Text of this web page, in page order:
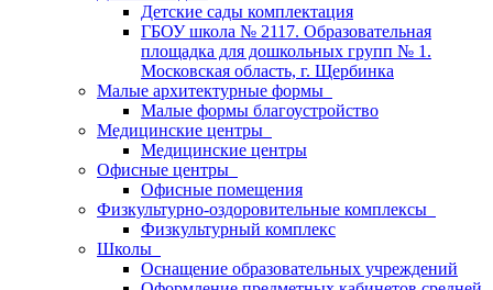
Детские сады комплектация
ГБОУ школа № 2117. Образовательная
площадка для дошкольных групп № 1.
Московская область, г. Щербинка
Малые архитектурные формы
Малые формы благоустройство
Медицинские центры
Медицинские центры
Офисные центры
Офисные помещения
Физкультурно-оздоровительные комплексы
Физкультурный комплекс
Школы
Оснащение образовательных учреждений